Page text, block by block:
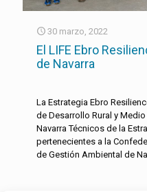
30 marzo, 2022
El LIFE Ebro
de Navarra
La Estrategia Ebro
de Desarrollo Rural y
Navarra Técnicos de la
pertenecientes a la
de Gestión Ambiental de